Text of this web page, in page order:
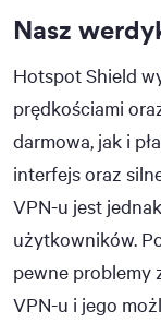
Nasz
Hotspot Shield
prędkościami
darmowa, jak i
interfejs oraz
VPN-u jest
użytkowników.
pewne problemy
VPN-u i jego